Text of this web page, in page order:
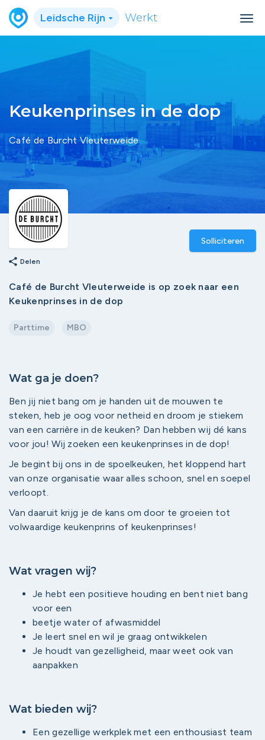
Leidsche Rijn Werkt
Keukenprinses in de dop
Café de Burcht Vleuterweide
Solliciteren
share Delen
Café de Burcht Vleuterweide is op zoek naar een
Keukenprinses in de dop
Parttime MBO
Wat ga je doen?
Ben jij niet bang om je handen uit de mouwen te
steken, heb je oog voor netheid en droom je stiekem
van een carrière in de keuken? Dan hebben wij dé kans
voor jou! Wij zoeken een keukenprinses in de dop!
Je begint bij ons in de spoelkeuken, het kloppend hart
van onze organisatie waar alles schoon, snel en soepel
verloopt.
Van daaruit krijg je de kans om door te groeien tot
volwaardige keukenprins of keukenprinses!
Wat vragen wij?
Je hebt een positieve houding en bent niet bang
voor een
beetje water of afwasmiddel
Je leert snel en wil je graag ontwikkelen
Je houdt van gezelligheid, maar weet ook van
aanpakken
Wat bieden wij?
Een gezellige werkplek met een enthousiast team